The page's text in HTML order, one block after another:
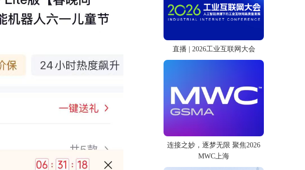
直播 | 2026工业互联网大会
连接之妙，逐梦无限 聚焦2026
MWC上海